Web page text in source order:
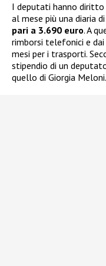
I deputati hanno diritto
al mese più una diaria
pari a 3.690 euro. A
rimborsi telefonici e
mesi per i trasporti.
stipendio di un
quello di Giorgia Meloni.